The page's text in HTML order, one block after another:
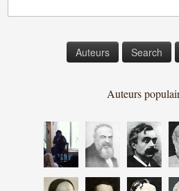
Auteurs Search
Auteurs